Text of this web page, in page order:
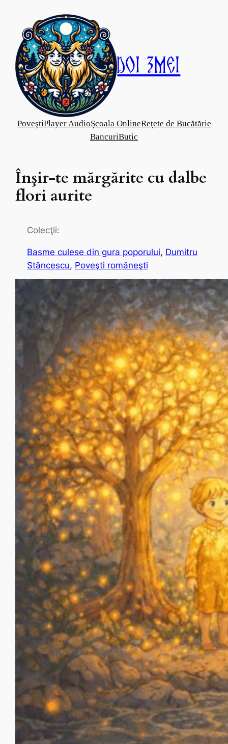
content
Doi Zmei
PoveştiPlayer AudioŞcoala OnlineReţete de Bucătărie
BancuriButic
Înşir-te mărgărite cu dalbe
flori aurite
Colecţii:
Basme culese din gura poporului, Dumitru
Stăncescu, Poveşti româneşti